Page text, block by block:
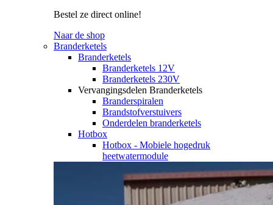
Bestel ze direct online!
Naar de shop
Branderketels
Branderketels
Branderketels 12V
Branderketels 230V
Vervangingsdelen Branderketels
Branderspiralen
Brandstofverstuivers
Onderdelen branderketels
Hotbox
Hotbox - Mobiele hogedruk
heetwatermodule